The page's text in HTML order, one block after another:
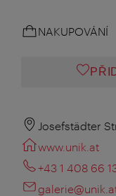
NAKUPOVÁNÍ
Josefstädter
www.unik.at
+43 1 408 66